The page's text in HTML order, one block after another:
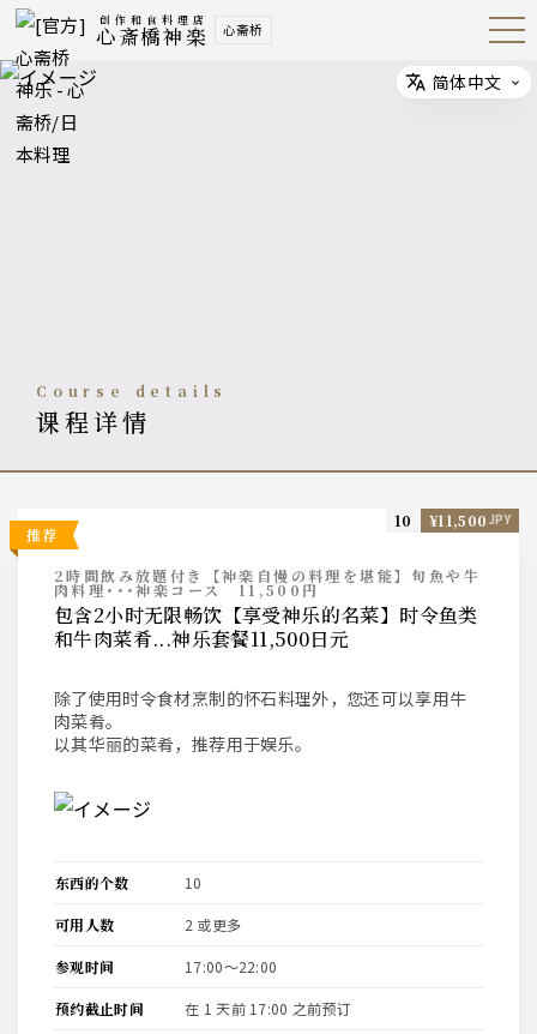
创作和食料理店
心斎橋神楽 心斋桥 Open
Navig
Menu
course details
课程详情
推荐
2時間飲み放題付き【神楽自慢の料理を堪能】旬魚や牛
肉料理･･･神楽コース 11,500円
包含2小时无限畅饮【享受神乐的名菜】时令鱼类
和牛肉菜肴...神乐套餐11,500日元
除了使用时令食材烹制的怀石料理外，您还可以享用牛
肉菜肴。
以其华丽的菜肴，推荐用于娱乐。
10 ¥11,500 JPY
东西的个数 10
可用人数 2 或更多
参观时间 17:00〜22:00
预约截止时间 在 1 天前 17:00 之前预订
Select
简体中文